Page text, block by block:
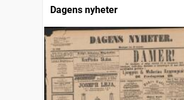
Dagens nyheter